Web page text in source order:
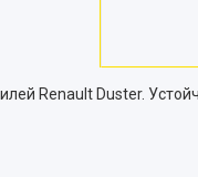
Renault Duster.